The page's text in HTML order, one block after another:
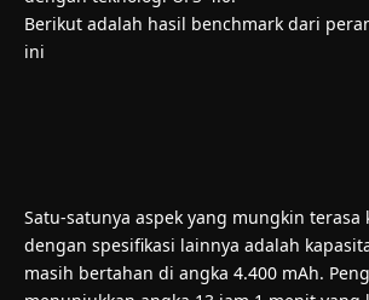
Berikut adalah hasil benchmark dari
ini
Satu-satunya aspek yang mungkin
dengan spesifikasi lainnya adalah
masih bertahan di angka 4.400 mAh.